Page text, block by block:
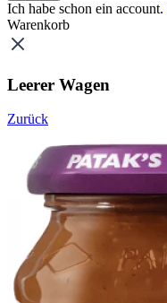
Ich habe schon ein account.
Warenkorb
Leerer Wagen
Zurück